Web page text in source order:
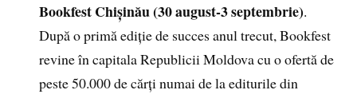
Bookfest Chișinău (30 august-3 septembrie).
După o primă ediție de succes anul trecut, Bookfest
revine în capitala Republicii Moldova cu o ofertă de
peste 50.000 de cărți numai de la editurile din